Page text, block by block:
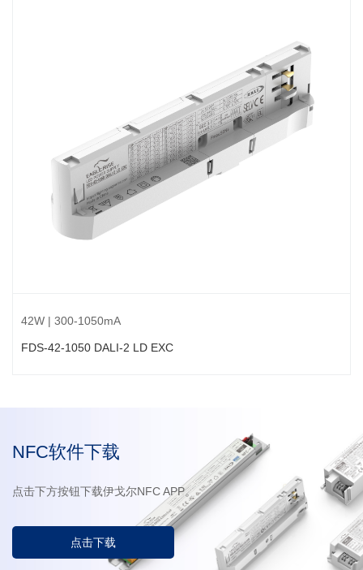
42W | 300-1050mA
FDS-42-1050 DALI-2 LD EXC
NFC软件下载
点击下方按钮下载伊戈尔NFC APP。
点击下载